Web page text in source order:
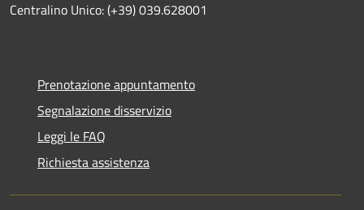
Centralino Unico: (+39) 039.628001
Prenotazione appuntamento
Segnalazione disservizio
Leggi le FAQ
Richiesta assistenza